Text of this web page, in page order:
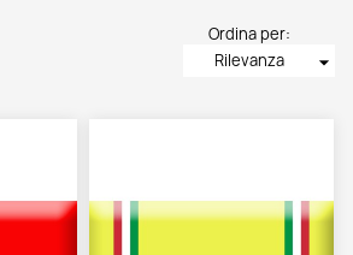
Ordina per:
Rilevanza
arrow_drop_down